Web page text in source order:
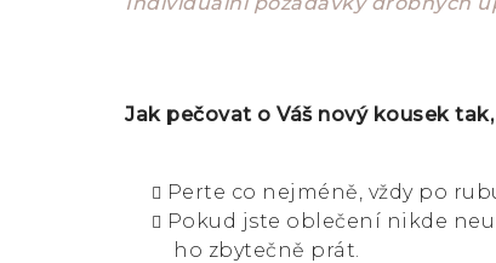
Jak pečovat o Váš nový kousek
Perte co nejméně, vždy po
Pokud jste oblečení nikde
ho zbytečně prát.